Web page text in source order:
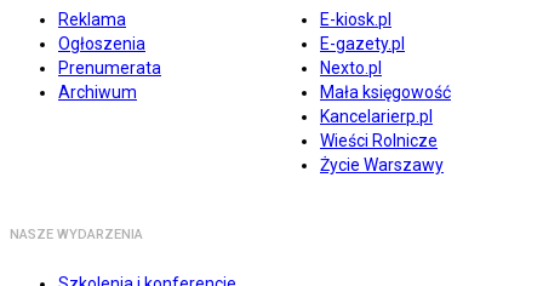
Reklama
Ogłoszenia
Prenumerata
Archiwum
E-kiosk.pl
E-gazety.pl
Nexto.pl
Mała księgowość
Kancelarierp.pl
Wieści Rolnicze
Życie Warszawy
NASZE WYDARZENIA